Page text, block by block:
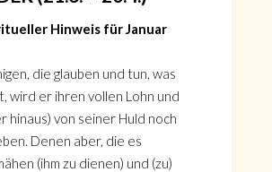
Hinweis für Januar
die glauben und tun, was
wird er ihren vollen Lohn und
hinaus) von seiner Huld noch
Denen aber, die es
(ihm zu dienen) und (zu)